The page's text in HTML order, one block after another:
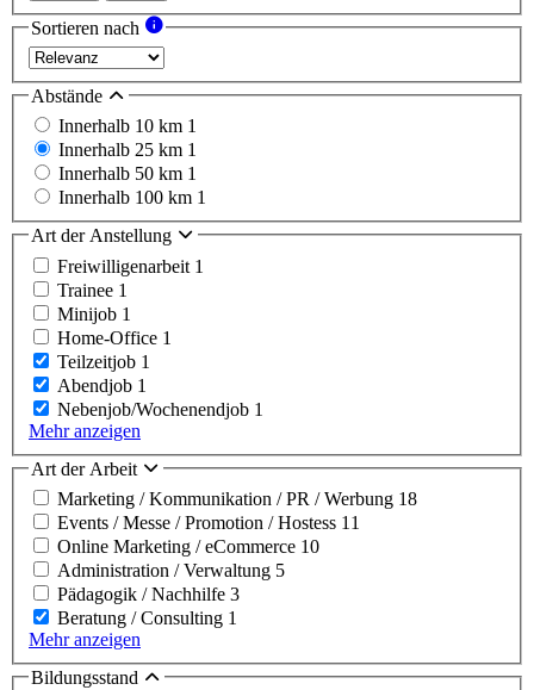
Sortieren nach
Abstände
Innerhalb 10 km 1
Innerhalb 25 km 1
Innerhalb 50 km 1
Innerhalb 100 km 1
Art der Anstellung
Freiwilligenarbeit 1
Trainee 1
Minijob 1
Home-Office 1
Teilzeitjob 1
Abendjob 1
Nebenjob/Wochenendjob 1
Mehr anzeigen
Art der Arbeit
Marketing / Kommunikation / PR / Werbung 18
Events / Messe / Promotion / Hostess 11
Online Marketing / eCommerce 10
Administration / Verwaltung 5
Pädagogik / Nachhilfe 3
Beratung / Consulting 1
Mehr anzeigen
Bildungsstand